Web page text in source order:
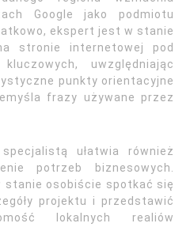
Google jako podmiotu
ekspert jest w stanie
stronie internetowej pod
uwzględniając
punkty orientacyjne
frazy używane przez
ułatwia również
potrzeb biznesowych.
osobiście spotkać się
projektu i przedstawić
lokalnych realiów